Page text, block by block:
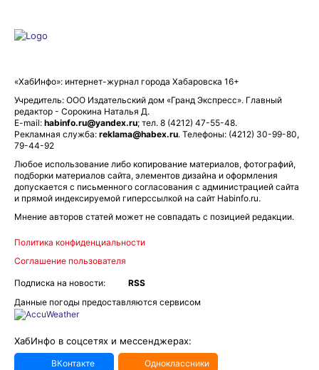
«ХабИнфо»: интернет-журнал города Хабаровска 16+
Учредитель: ООО Издательский дом «Гранд Экспресс». Главный
редактор - Сорокина Наталья Д.
E-mail: habinfo.ru@yandex.ru; тел. 8 (4212) 47-55-48.
Рекламная служба: reklama@habex.ru. Телефоны: (4212) 30-99-80,
79-44-92
Любое использование либо копирование материалов, фотографий,
подборки материалов сайта, элементов дизайна и оформления
допускается с письменного согласования с администрацией сайта
и прямой индексируемой гиперссылкой на сайт Habinfo.ru.
Мнение авторов статей может не совпадать с позицией редакции.
Политика конфиденциальности
Соглашение пользователя
Подписка на новости:
RSS
Данные погоды предоставляются сервисом
ХабИнфо в соцсетях и мессенджерах:
ВКонтакте Одноклассники